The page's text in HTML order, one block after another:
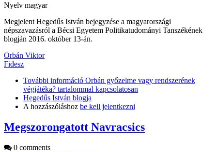
Nyelv magyar
Megjelent Hegedűs István bejegyzése a magyarországi
népszavazásról a Bécsi Egyetem Politikatudományi Tanszékének
blogján 2016. október 13-án.
Orbán Viktor
Fidesz
További információ Orbán győzelme vagy rendszerének
végjátéka? tartalommal kapcsolatosan
Hegedűs István blogja
A hozzászóláshoz be kell jelentkezni
Megszorongatott Navracsics
0 comments